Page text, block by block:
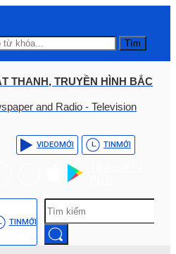
Tìm
THANH, TRUYỀN HÌNH BẮC
and Radio - Television
VIDEOMỚI TINMỚI
TINMỚI